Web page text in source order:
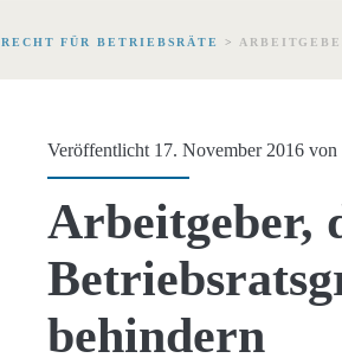
RECHT FÜR BETRIEBSRÄTE >
Veröffentlicht 17. November 2016 von
Arbeitgeber,
behindern